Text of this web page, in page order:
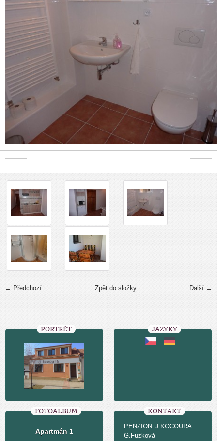
← Předchozí Další →
Zpět do složky
PORTRÉT JAZYKY
FOTOALBUM
Apartmán 1
KONTAKT
PENZION U KOCOURA
G.Fuzková